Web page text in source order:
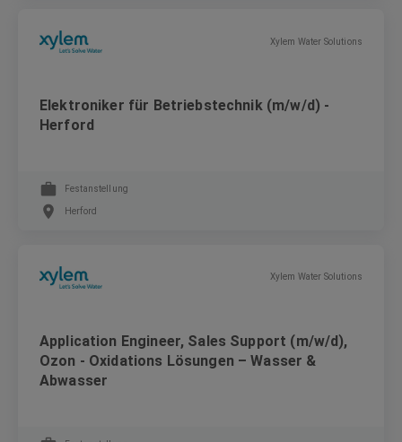
Xylem Water Solutions
Elektroniker für Betriebstechnik (m/w/d) -
Herford
Festanstellung
Herford
Xylem Water Solutions
Application Engineer, Sales Support (m/w/d),
Ozon - Oxidations Lösungen – Wasser &
Abwasser